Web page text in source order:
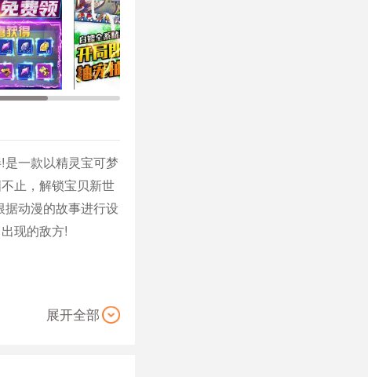
是一款以精灵宝可梦
止，解锁宝贝新世
动漫的故事进行设
现的敌方!
展开全部